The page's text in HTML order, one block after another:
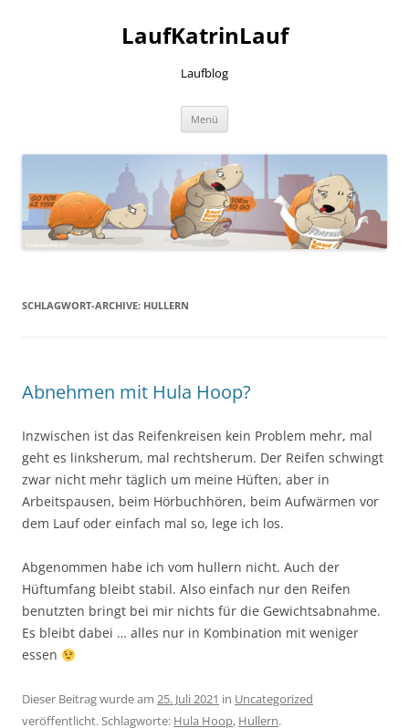
LaufKatrinLauf
Laufblog
Menü
SCHLAGWORT-ARCHIVE: HULLERN
Abnehmen mit Hula Hoop?
Inzwischen ist das Reifenkreisen kein Problem mehr, mal
geht es linksherum, mal rechtsherum. Der Reifen schwingt
zwar nicht mehr täglich um meine Hüften, aber in
Arbeitspausen, beim Hörbuchhören, beim Aufwärmen vor
dem Lauf oder einfach mal so, lege ich los.
Abgenommen habe ich vom hullern nicht. Auch der
Hüftumfang bleibt stabil. Also einfach nur den Reifen
benutzten bringt bei mir nichts für die Gewichtsabnahme.
Es bleibt dabei … alles nur in Kombination mit weniger
essen
Dieser Beitrag wurde am 25. Juli 2021 in Uncategorized
veröffentlicht. Schlagworte: Hula Hoop, Hullern.